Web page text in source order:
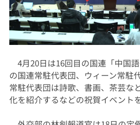
4月20日は16回目の国連「中国
の国連常駐代表団、ウィーン常駐
常駐代表団は詩歌、書画、茶芸な
化を紹介するなどの祝賀イベント